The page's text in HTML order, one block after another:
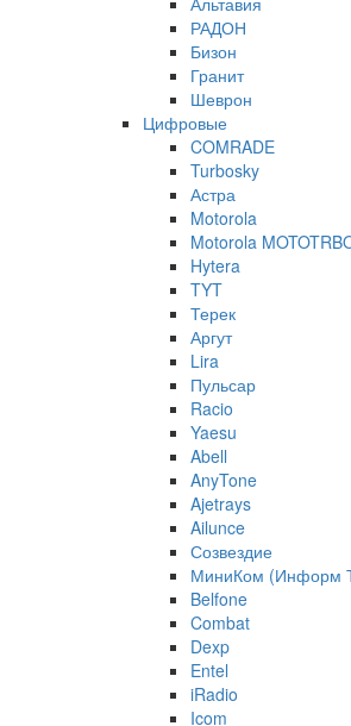
РАДОН
Бизон
Гранит
Шеврон
Цифровые
COMRADE
Turbosky
Астра
Motorola
Motorola
Hytera
TYT
Терек
Аргут
Lira
Пульсар
Racio
Yaesu
Abell
AnyTone
Ajetrays
Ailunce
Созвездие
МиниКом (Информ
Belfone
Combat
Dexp
Entel
iRadio
Icom